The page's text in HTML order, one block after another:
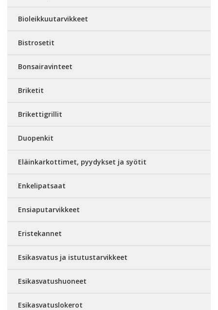
Bioleikkuutarvikkeet
Bistrosetit
Bonsairavinteet
Briketit
Brikettigrillit
Duopenkit
Eläinkarkottimet, pyydykset ja syötit
Enkelipatsaat
Ensiaputarvikkeet
Eristekannet
Esikasvatus ja istutustarvikkeet
Esikasvatushuoneet
Esikasvatuslokerot